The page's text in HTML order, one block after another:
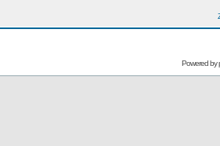
Powered by